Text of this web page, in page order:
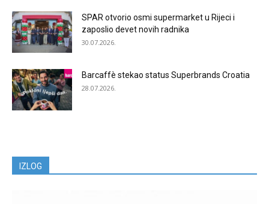
SPAR otvorio osmi supermarket u Rijeci i
zaposlio devet novih radnika
30.07.2026.
Barcaffè stekao status Superbrands Croatia
28.07.2026.
IZLOG